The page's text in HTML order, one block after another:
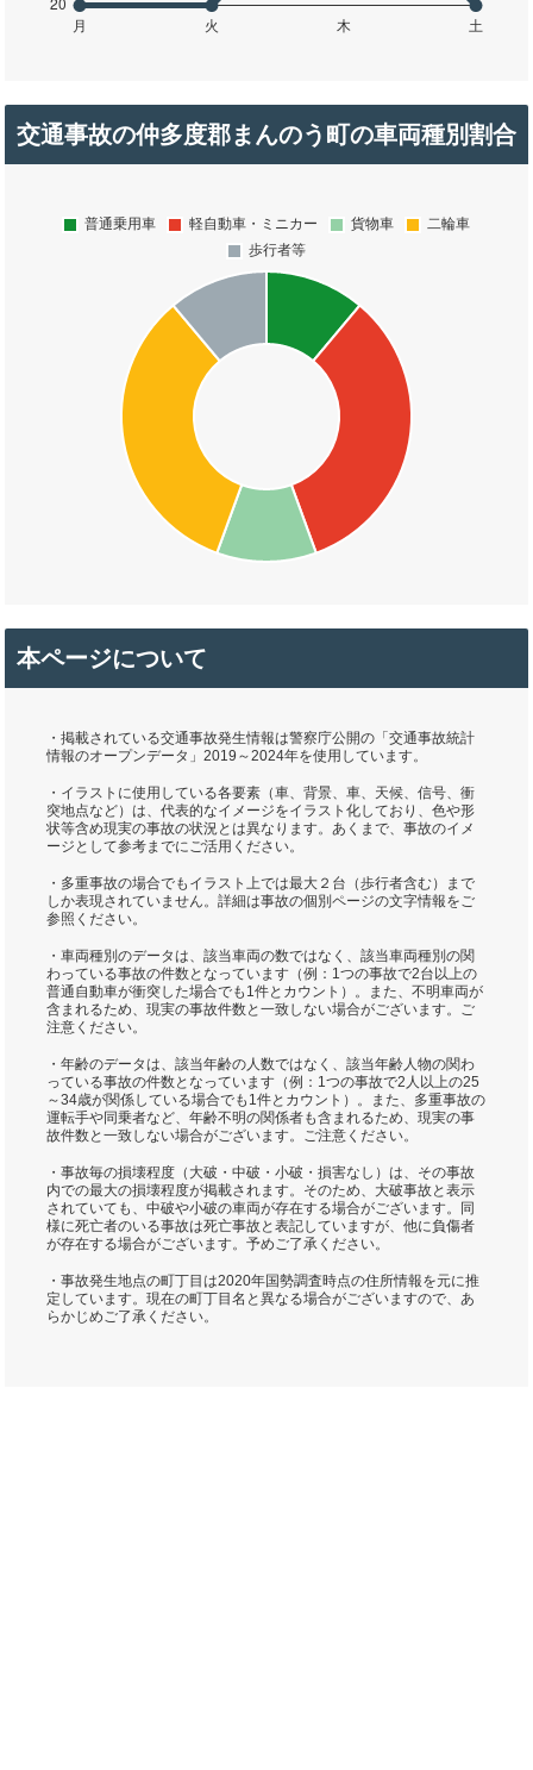
交通事故の仲多度郡まんのう町の車両種別割合
本ページについて
・掲載されている交通事故発生情報は警察庁公開の「交通事故統計
情報のオープンデータ」2019～2024年を使用しています。
・イラストに使用している各要素（車、背景、車、天候、信号、衝
突地点など）は、代表的なイメージをイラスト化しており、色や形
状等含め現実の事故の状況とは異なります。あくまで、事故のイメ
ージとして参考までにご活用ください。
・多重事故の場合でもイラスト上では最大２台（歩行者含む）まで
しか表現されていません。詳細は事故の個別ページの文字情報をご
参照ください。
・車両種別のデータは、該当車両の数ではなく、該当車両種別の関
わっている事故の件数となっています（例：1つの事故で2台以上の
普通自動車が衝突した場合でも1件とカウント）。また、不明車両が
含まれるため、現実の事故件数と一致しない場合がございます。ご
注意ください。
・年齢のデータは、該当年齢の人数ではなく、該当年齢人物の関わ
っている事故の件数となっています（例：1つの事故で2人以上の25
～34歳が関係している場合でも1件とカウント）。また、多重事故の
運転手や同乗者など、年齢不明の関係者も含まれるため、現実の事
故件数と一致しない場合がございます。ご注意ください。
・事故毎の損壊程度（大破・中破・小破・損害なし）は、その事故
内での最大の損壊程度が掲載されます。そのため、大破事故と表示
されていても、中破や小破の車両が存在する場合がございます。同
様に死亡者のいる事故は死亡事故と表記していますが、他に負傷者
が存在する場合がございます。予めご了承ください。
・事故発生地点の町丁目は2020年国勢調査時点の住所情報を元に推
定しています。現在の町丁目名と異なる場合がございますので、あ
らかじめご了承ください。